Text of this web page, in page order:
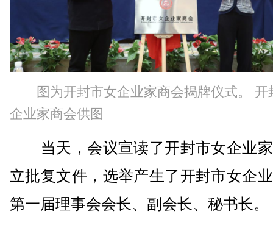
图为开封市女企业家商会揭牌仪式。 开
企业家商会供图
当天，会议宣读了开封市女企业
立批复文件，选举产生了开封市女企
第一届理事会会长、副会长、秘书长。